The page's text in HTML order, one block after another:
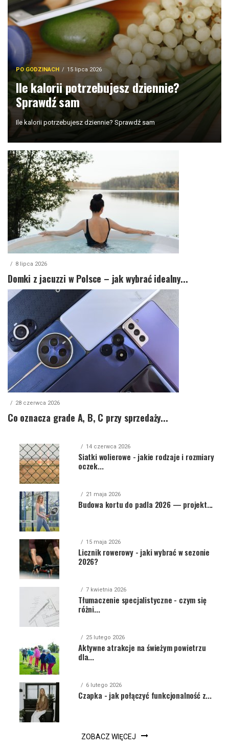
PO GODZINACH 15 lipca 2026
Ile kalorii potrzebujesz dziennie?
Sprawdź sam
Ile kalorii potrzebujesz dziennie? Sprawdź sam
8 lipca 2026
Domki z jacuzzi w Polsce – jak wybrać idealny...
28 czerwca 2026
Co oznacza grade A, B, C przy sprzedaży...
14 czerwca 2026
Siatki wolierowe - jakie rodzaje i rozmiary
oczek...
21 maja 2026
Budowa kortu do padla 2026 — projekt...
15 maja 2026
Licznik rowerowy - jaki wybrać w sezonie
2026?
7 kwietnia 2026
Tłumaczenie specjalistyczne - czym się
różni...
25 lutego 2026
Aktywne atrakcje na świeżym powietrzu
dla...
6 lutego 2026
Czapka - jak połączyć funkcjonalność z...
ZOBACZ WIĘCEJ